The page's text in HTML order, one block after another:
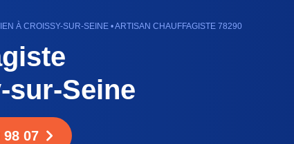
À CROISSY-SUR-SEINE • ARTISAN CHAUFFAGISTE 78290
sur-Seine
98 07